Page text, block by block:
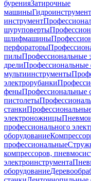
буренияЗатирочные
машиныГидроинструмент
инструмент
шуруповерты
шлифмашины
перфораторы
пилыПрофессиональные
дрелиПрофессиональные
мультиинструменты
электрорубанки
феныПрофессиональные
пистолеты
станки
электроножницы
профессионального
оборудование
профессиональные
компрессоров,
электроинструмента
оборудование